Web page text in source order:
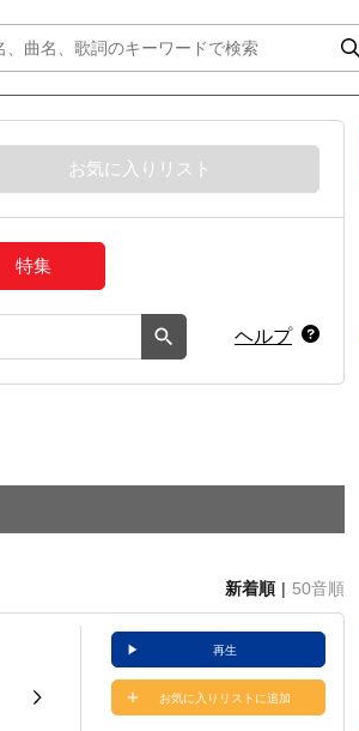
お気に入りリスト
特集
ヘルプ
新着順 50音順
再生
お気に入りリストに追加